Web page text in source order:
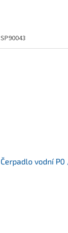
SP90043
Čerpadlo vodní P0